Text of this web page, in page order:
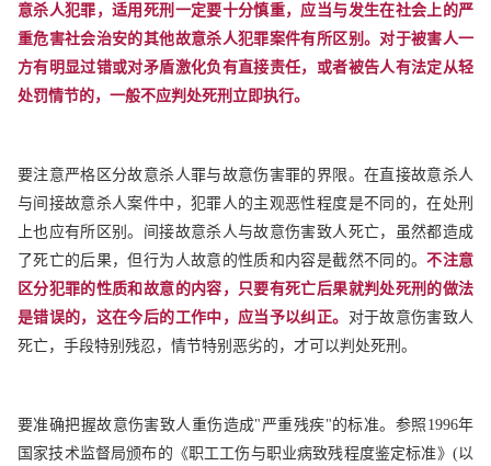
意杀人犯罪，适用死刑一定要十分慎重，应当与发生在社会上的严
重危害社会治安的其他故意杀人犯罪案件有所区别。对于被害人一
方有明显过错或对矛盾激化负有直接责任，或者被告人有法定从轻
处罚情节的，一般不应判处死刑立即执行。
要注意严格区分故意杀人罪与故意伤害罪的界限。在直接故意杀人
与间接故意杀人案件中，犯罪人的主观恶性程度是不同的，在处刑
上也应有所区别。间接故意杀人与故意伤害致人死亡，虽然都造成
了死亡的后果，但行为人故意的性质和内容是截然不同的。不注意
区分犯罪的性质和故意的内容，只要有死亡后果就判处死刑的做法
是错误的，这在今后的工作中，应当予以纠正。 对于故意伤害致人
死亡，手段特别残忍，情节特别恶劣的，才可以判处死刑。
要准确把握故意伤害致人重伤造成"严重残疾"的标准。参照1996年
国家技术监督局颁布的《职工工伤与职业病致残程度鉴定标准》(以